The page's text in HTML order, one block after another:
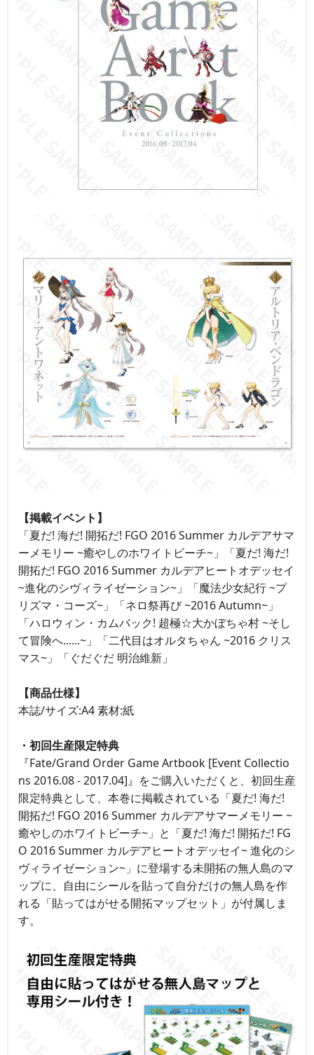
【掲載イベント】
「夏だ! 海だ! 開拓だ! FGO 2016 Summer カルデアサマ
ーメモリー ~癒やしのホワイトビーチ~」「夏だ! 海だ!
開拓だ! FGO 2016 Summer カルデアヒートオデッセイ
~進化のシヴィライゼーション~」「魔法少女紀行 ~プ
リズマ・コーズ~」「ネロ祭再び ~2016 Autumn~」
「ハロウィン・カムバック! 超極☆大かぼちゃ村 ~そし
て冒険へ......~」「二代目はオルタちゃん ~2016 クリス
マス~」「ぐだぐだ 明治維新」
【商品仕様】
本誌/サイズ:A4 素材:紙
・初回生産限定特典
『Fate/Grand Order Game Artbook [Event Collectio
ns 2016.08 - 2017.04]』をご購入いただくと、初回生産
限定特典として、本巻に掲載されている「夏だ! 海だ!
開拓だ! FGO 2016 Summer カルデアサマーメモリー ~
癒やしのホワイトビーチ~」と「夏だ! 海だ! 開拓だ! FG
O 2016 Summer カルデアヒートオデッセイ~ 進化のシ
ヴィライゼーション~」に登場する未開拓の無人島のマ
ップに、自由にシールを貼って自分だけの無人島を作
れる「貼ってはがせる開拓マップセット」が付属しま
す。